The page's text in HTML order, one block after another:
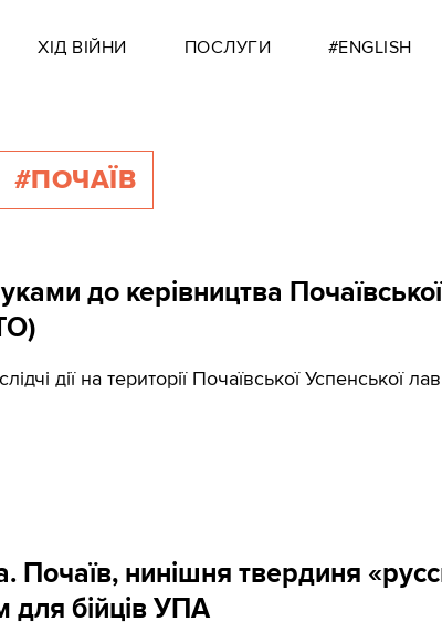
ХІД ВІЙНИ ПОСЛУГИ #ENGLISH
#ПОЧАЇВ
до керівництва
дії на території Почаївської Успенської
Почаїв, нинішня твердиня
для бійців УПА